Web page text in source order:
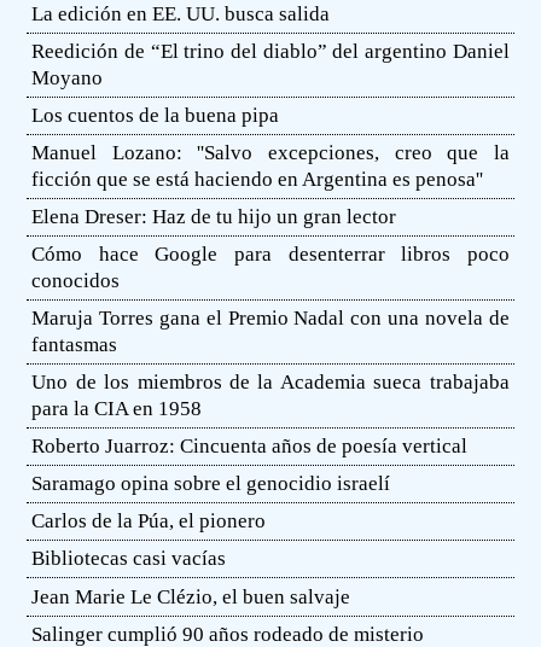
La edición en EE. UU. busca salida
Reedición de “El trino del diablo” del argentino Daniel
Moyano
Los cuentos de la buena pipa
Manuel Lozano: ''Salvo excepciones, creo que la
ficción que se está haciendo en Argentina es penosa''
Elena Dreser: Haz de tu hijo un gran lector
Cómo hace Google para desenterrar libros poco
conocidos
Maruja Torres gana el Premio Nadal con una novela de
fantasmas
Uno de los miembros de la Academia sueca trabajaba
para la CIA en 1958
Roberto Juarroz: Cincuenta años de poesía vertical
Saramago opina sobre el genocidio israelí
Carlos de la Púa, el pionero
Bibliotecas casi vacías
Jean Marie Le Clézio, el buen salvaje
Salinger cumplió 90 años rodeado de misterio